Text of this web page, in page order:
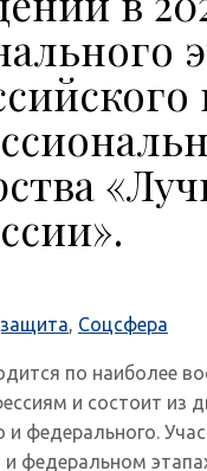
, Соцсфера
по наиболее
и состоит из
и федерального.
федеральном